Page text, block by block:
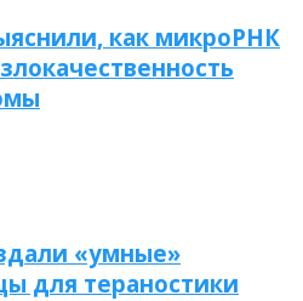
как микроРНК
«умные»
для тераностики